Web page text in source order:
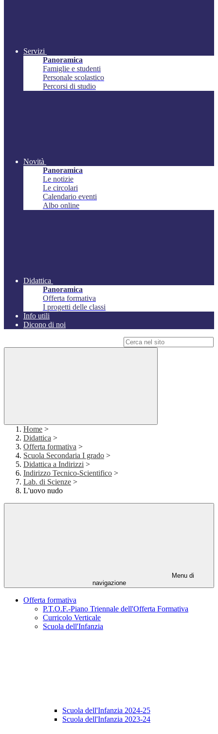
Servizi
Panoramica
Famiglie e studenti
Personale scolastico
Percorsi di studio
Novità
Panoramica
Le notizie
Le circolari
Calendario eventi
Albo online
Didattica
Panoramica
Offerta formativa
I progetti delle classi
Info utili
Dicono di noi
Home >
Didattica >
Offerta formativa >
Scuola Secondaria I grado >
Didattica a Indirizzi >
Indirizzo Tecnico-Scientifico >
Lab. di Scienze >
L'uovo nudo
Menu di
navigazione
Offerta formativa
P.T.O.F.-Piano Triennale dell'Offerta Formativa
Curricolo Verticale
Scuola dell'Infanzia
Scuola dell'Infanzia 2024-25
Scuola dell'Infanzia 2023-24